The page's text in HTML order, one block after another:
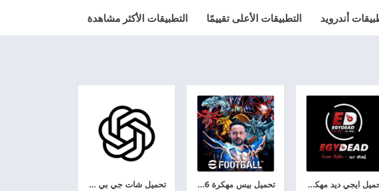
أندرويد التطبيقات الأعلى تقييمًا التطبيقات الأكثر مشاهدة
تحميل ايجي ديد مهكر 2026 Egydead MOD + APK اخر اصدار للأندرويد تحميل بيس مهكرة 2026 eFootball PES اخر اصدار APK + MOD للاندرويد تحميل شات جي بي تي مهكر 2026 Chat GPT Pro MOD + APK اخر اصدار للاندرويد